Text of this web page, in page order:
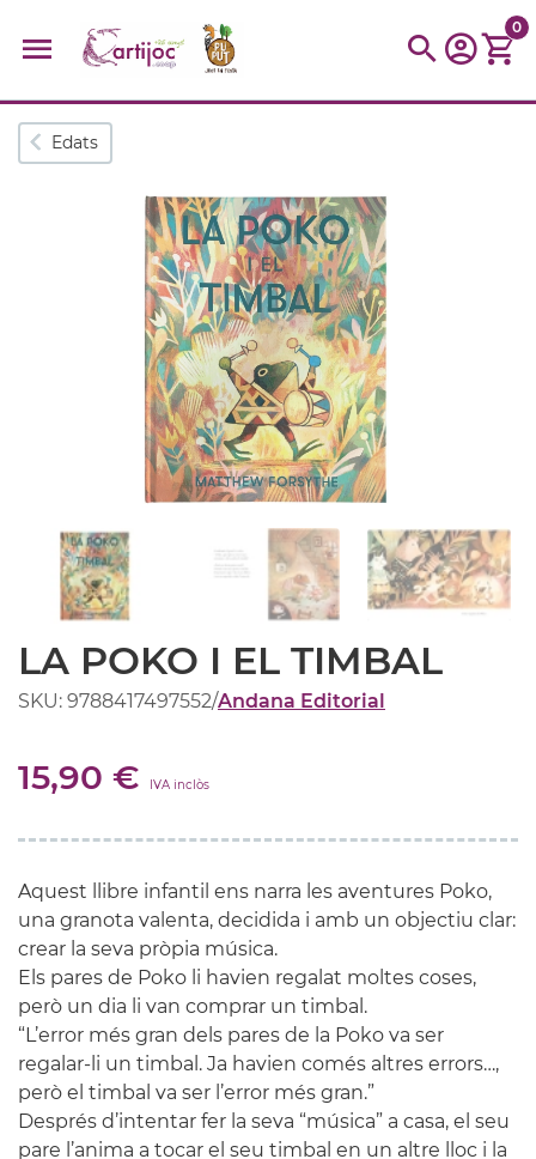
Cerques populars
parquing tinkering kit
Cuina
0
Edats
LA POKO I EL TIMBAL
SKU: 9788417497552/Andana Editorial
15,90 € IVA inclòs
Aquest llibre infantil ens narra les aventures Poko,
una granota valenta, decidida i amb un objectiu clar:
crear la seva pròpia música.
Els pares de Poko li havien regalat moltes coses,
però un dia li van comprar un timbal.
“L’error més gran dels pares de la Poko va ser
regalar-li un timbal. Ja havien comés altres errors…,
però el timbal va ser l’error més gran.”
Després d’intentar fer la seva “música” a casa, el seu
pare l’anima a tocar el seu timbal en un altre lloc i la